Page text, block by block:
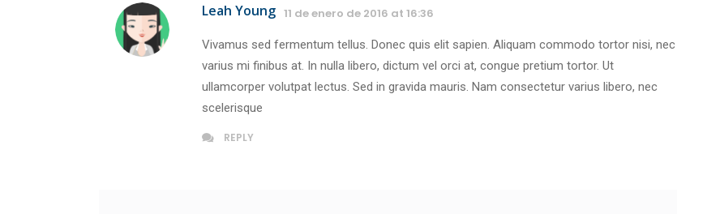
Leah Young 11 de enero de 2016 at 16:36
Vivamus sed fermentum tellus. Donec quis elit sapien. Aliquam commodo tortor nisi, nec
varius mi finibus at. In nulla libero, dictum vel orci at, congue pretium tortor. Ut
ullamcorper volutpat lectus. Sed in gravida mauris. Nam consectetur varius libero, nec
scelerisque
REPLY